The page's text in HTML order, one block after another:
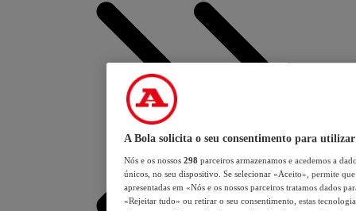
A Bola solicita o seu consentimento para utilizar
Nós e os nossos 298 parceiros armazenamos e acedemos a
únicos, no seu dispositivo. Se selecionar «Aceito», permite
apresentadas em «Nós e os nossos parceiros tratamos dados
«Rejeitar tudo» ou retirar o seu consentimento, estas